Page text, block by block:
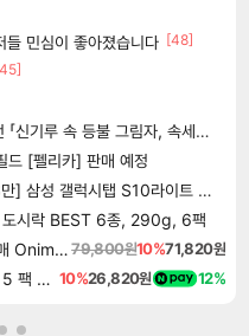
민심이 좋아졌습니다 [48]
에 깃든 검의 결심」이 8월 20일에 업데이트됩니다!
드 [펠리카] 판매 예정
WiFi 128GB 27.7cm(10.9형) S펜포함 태블릿PC
도시락 BEST 6종, 290g, 6팩
귀무자 웨이 오브 더 소드 예약구매 Onimusha Way of the Sword79,800원10%71,820원
디제이맥스 리스펙트 V V 리버티 5 팩 DJMAX RESPECT V V Liberty 5 Pack DLC 10%26,820원 12%